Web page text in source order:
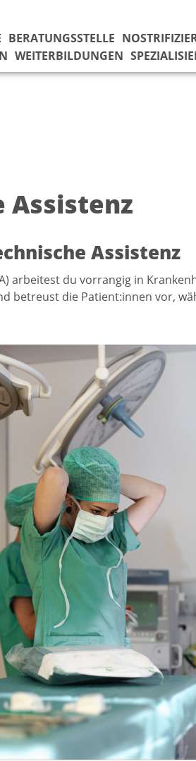
BERATUNGSSTELLE
WEITERBILDUNGEN
Assistenz
Assistenz
arbeitest du vorrangig in
betreust die Patient:innen vor,